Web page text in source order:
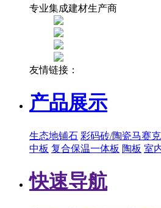
专业集成建材生产商
友情链接：
产品展示
生态地铺石 彩码砖/陶瓷马赛克
中板 复合保温一体板 陶板 室
快速导航